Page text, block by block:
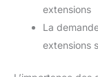
extensions
La
extensions